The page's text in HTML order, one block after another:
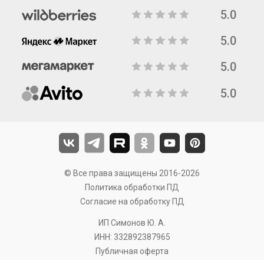
5.0
5.0
5.0
5.0
© Все права защищены 2016-2026
Политика обработки ПД
Согласие на обработку ПД
ИП Симонов Ю. А.
ИНН: 332892387965
Публичная оферта